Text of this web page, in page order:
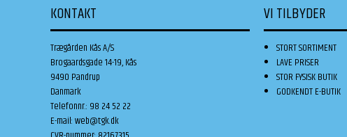
KONTAKT
Trægården Kås A/S
Brogaardsgade 14-19, Kås
9490 Pandrup
Danmark
Telefonnr.: 98 24 52 22
E-mail:web@tgk.dk
VI TILBYDER
STORT SORTIMENT
LAVE PRISER
STOR FYSISK BUTIK
GODKENDT E-BUTIK